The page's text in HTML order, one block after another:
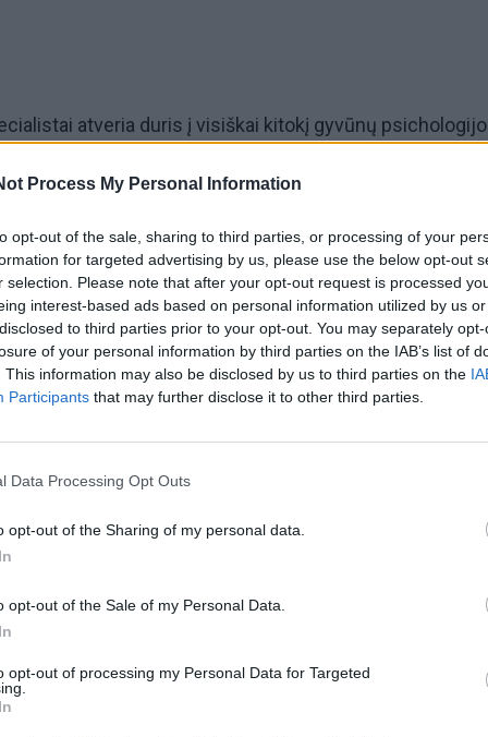
Process My Personal Information
opt-out of the sale, sharing to third parties, or processing of your
for targeted advertising by us, please use the below opt-out
selection. Please note that after your opt-out request is processed
interest-based ads based on personal information utilized by us
to third parties prior to your opt-out. You may separately
of your personal information by third parties on the IAB’s list of
This information may also be disclosed by us to third parties on the
Participants that may further disclose it to other third parties.
Data Processing Opt Outs
opt-out of the Sharing of my personal data.
opt-out of the Sale of my Personal Data.
opt-out of processing my Personal Data for Targeted
atveria duris į visiškai kitokį gyvūnų
keturkojai. Norint, kad šuo suprastų jūsų
jūsų bijoti, būtina perprasti esmines komunikacijos
jis tiesiog nesupranta: kaip teisingai